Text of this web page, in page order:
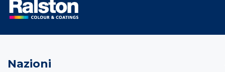
Nazioni